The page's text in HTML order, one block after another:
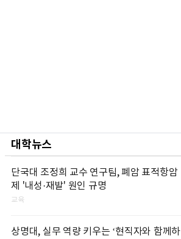
대학뉴스
단국대 조정희 교수 연구팀, 폐암 표적항암
제 '내성·재발' 원인 규명
교육
상명대, 실무 역량 키우는 ‘현직자와 함께하